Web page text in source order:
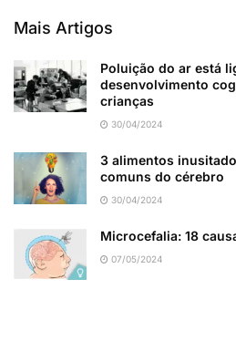
Mais Artigos
Poluição do ar está
desenvolvimento
crianças
30/04/2024
3 alimentos
comuns do cérebro
30/04/2024
Microcefalia: 18
07/05/2024